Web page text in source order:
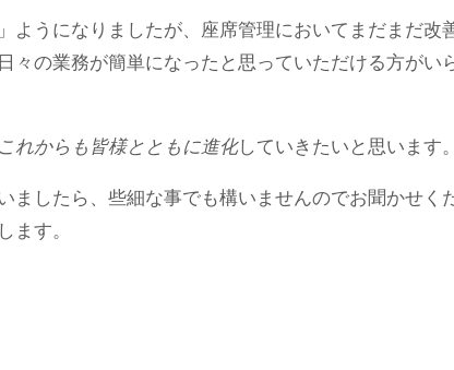
ようになりましたが、座席管理においてまだまだ改
々の業務が簡単になったと思っていただける方がい
れからも皆様とともに進化していきたいと思います
ましたら、些細な事でも構いませんのでお聞かせく
ます。